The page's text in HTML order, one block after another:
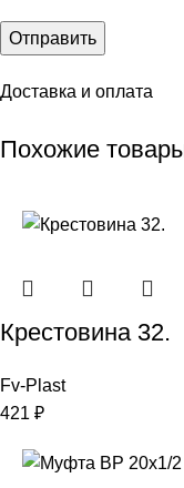
Доставка и оплата
Похожие
Крестовина 32.
Fv-Plast
421 ₽